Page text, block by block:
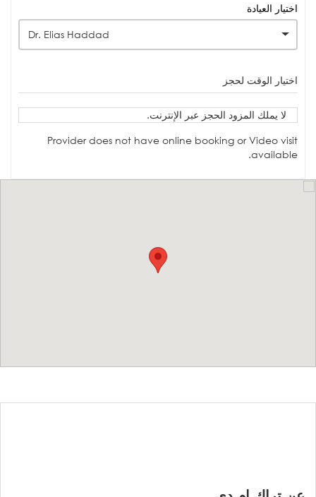
اختيار العيادة
Dr. Elias Haddad
اختيار الوقت لحجز
لا يملك المزود الحجز عبر الإنترنت.
Provider does not have online booking or Video visit
available.